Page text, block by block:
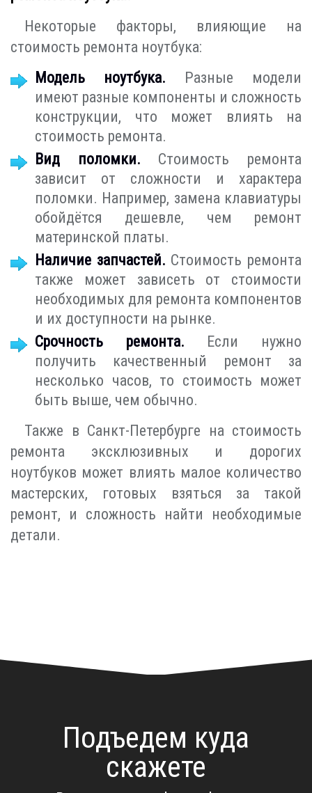
Некоторые факторы, влияющие на
стоимость ремонта ноутбука:
Модель ноутбука. Разные модели
имеют разные компоненты и сложность
конструкции, что может влиять на
стоимость ремонта.
Вид поломки. Стоимость ремонта
зависит от сложности и характера
поломки. Например, замена клавиатуры
обойдётся дешевле, чем ремонт
материнской платы.
Наличие запчастей. Стоимость ремонта
также может зависеть от стоимости
необходимых для ремонта компонентов
и их доступности на рынке.
Срочность ремонта. Если нужно
получить качественный ремонт за
несколько часов, то стоимость может
быть выше, чем обычно.
Также в Санкт-Петербурге на стоимость
ремонта эксклюзивных и дорогих
ноутбуков может влиять малое количество
мастерских, готовых взяться за такой
ремонт, и сложность найти необходимые
детали.
Подъедем куда
скажете